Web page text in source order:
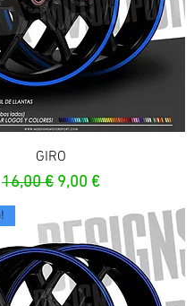
GIRO
Prezzo regolare
16,00 € Prezzo scontato
9,00 €